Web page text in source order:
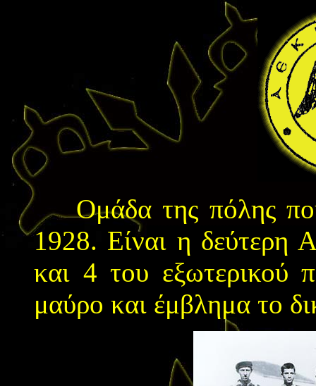
Ομάδα της πόλης που
1928. Είναι η δεύτερη
και 4 του εξωτερικού
μαύρο και έμβλημα το